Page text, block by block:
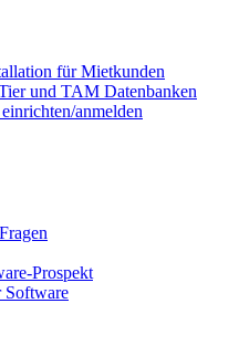
für Mietkunden
und TAM Datenbanken
anmelden
Prospekt
Software